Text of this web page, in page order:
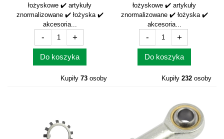
łożyskowe ✔️ artykuły
znormalizowane ✔️ łożyska ✔️
akcesoria...
- +
Do koszyka
Kupiły 73 osoby
łożyskowe ✔️ artykuły
znormalizowane ✔️ łożyska ✔️
akcesoria...
- +
Do koszyka
Kupiły 232 osoby